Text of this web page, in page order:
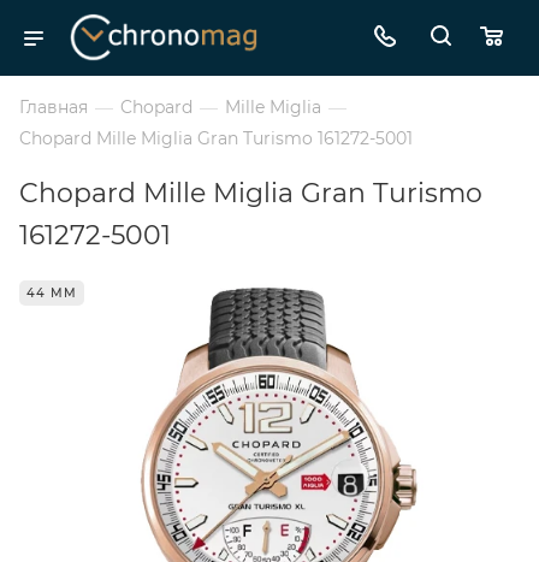
Главная — Chopard — Mille Miglia —
Chopard Mille Miglia Gran Turismo 161272-5001
Chopard Mille Miglia Gran Turismo
161272-5001
44 ММ